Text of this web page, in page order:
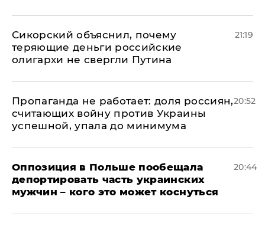
Сикорский объяснил, почему
теряющие деньги российские
олигархи не свергли Путина
21:19
​Пропаганда не работает: доля россиян,
считающих войну против Украины
успешной, упала до минимума
20:52
Оппозиция в Польше пообещала
депортировать часть украинских
мужчин – кого это может коснуться
20:44